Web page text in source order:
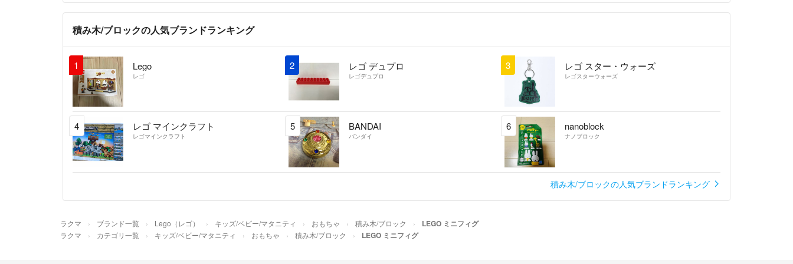
積み木/ブロックの人気ブランドランキング
1 Lego
レゴ
2 レゴ デュプロ
レゴデュプロ
3 レゴ スター・ウォーズ
レゴスターウォーズ
4 レゴ マインクラフト
レゴマインクラフト
5 BANDAI
バンダイ
6 nanoblock
ナノブロック
積み木/ブロックの人気ブランドランキング
ラクマ ブランド一覧 Lego（レゴ） キッズ/ベビー/マタニティ おもちゃ 積み木/ブロック LEGO ミニフィグ
ラクマ カテゴリ一覧 キッズ/ベビー/マタニティ おもちゃ 積み木/ブロック LEGO ミニフィグ